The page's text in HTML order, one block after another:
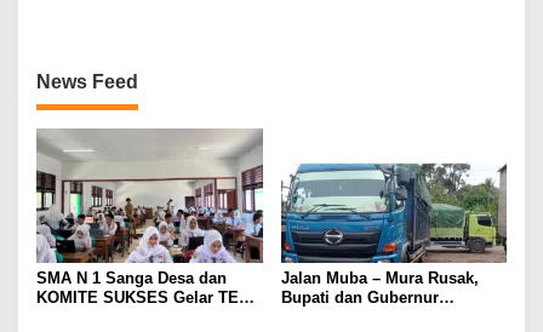
News Feed
SMA N 1 Sanga Desa dan
KOMITE SUKSES Gelar TES
Jalan Muba – Mura Rusak,
Bupati dan Gubernur